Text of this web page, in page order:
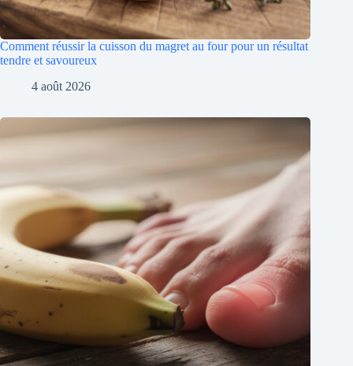
Comment réussir la cuisson du magret au four pour un résultat
tendre et savoureux
4 août 2026